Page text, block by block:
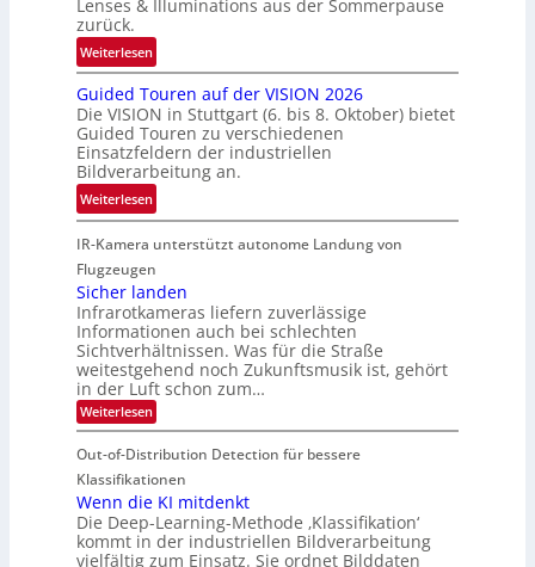
e
c
h
i
k
i
s
c
h
e
n
4
K
-
M
e
m
s
u
n
d
M
a
n
t
i
S
g
r
e
z
t
e
M
ö
g
l
i
c
h
k
e
i
t
e
Lenses & Illuminations aus der Sommerpause
zurück.
Weiterlesen:
R
ü
c
k
k
e
h
d
e
r
i
n
V
I
S
I
O
N
T
e
c
Guided Touren auf der VISION 2026
Die VISION in Stuttgart (6. bis 8. Oktober) bietet
Guided Touren zu verschiedenen
Einsatzfeldern der industriellen
Bildverarbeitung an.
Weiterlesen:
G
u
i
d
e
d
T
o
u
r
u
d
IR-Kamera unterstützt autonome Landung von
Flugzeugen
Sicher landen
Infrarotkameras liefern zuverlässige
Informationen auch bei schlechten
Sichtverhältnissen. Was für die Straße
weitestgehend noch Zukunftsmusik ist, gehört
in der Luft schon zum…
Weiterlesen:
S
c
h
l
a
n
Out-of-Distribution Detection für bessere
Klassifikationen
Wenn die KI mitdenkt
Die Deep-Learning-Methode ‚Klassifikation‘
kommt in der industriellen Bildverarbeitung
vielfältig zum Einsatz. Sie ordnet Bilddaten